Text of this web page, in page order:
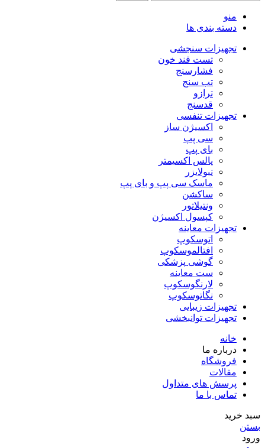
منو
دسته بندی ها
تجهیزات سنجشی
تست قند خون
فشارسنج
تب سنج
ترازو
قدسنج
تجهیزات تنفسی
اکسیژن ساز
سی پپ
بای پپ
پالس اکسیمتر
نبولایزر
ماسک سی پپ و بای پپ
ساکشن
ونتیلاتور
کپسول اکسیژن
تجهیزات معاینه
اتوسکوپ
افتالموسکوپ
گوشی پزشکی
ست معاینه
لارنگوسکوپ
نگاتوسکوپ
تجهیزات زیبایی
تجهیزات توانبخشی
خانه
درباره ما
فروشگاه
مقالات
پرسش های متداول
تماس با ما
سبد خرید
بستن
ورود